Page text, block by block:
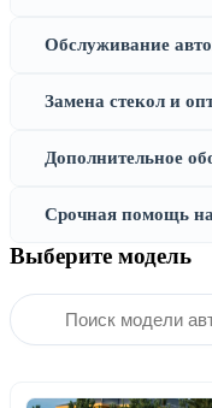
Обслуживание
Замена стекол и
Дополнительное
Срочная помощь
Выберите модель